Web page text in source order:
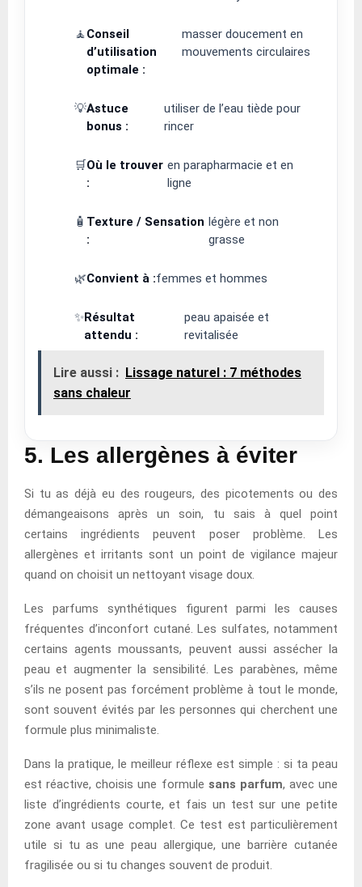
🧘Conseil
d’utilisation
optimale :
masser doucement en
mouvements circulaires
💡Astuce
bonus :
utiliser de l’eau tiède pour
rincer
🛒Où le trouver
:
en parapharmacie et en
ligne
🧴 Texture / Sensation
:
légère et non
grasse
🌿Convient à :femmes et hommes
✨Résultat
attendu :
peau apaisée et
revitalisée
Lire aussi : Lissage naturel : 7 méthodes
sans chaleur
5. Les allergènes à éviter
Si tu as déjà eu des rougeurs, des picotements ou des
démangeaisons après un soin, tu sais à quel point
certains ingrédients peuvent poser problème. Les
allergènes et irritants sont un point de vigilance majeur
quand on choisit un nettoyant visage doux.
Les parfums synthétiques figurent parmi les causes
fréquentes d’inconfort cutané. Les sulfates, notamment
certains agents moussants, peuvent aussi assécher la
peau et augmenter la sensibilité. Les parabènes, même
s’ils ne posent pas forcément problème à tout le monde,
sont souvent évités par les personnes qui cherchent une
formule plus minimaliste.
Dans la pratique, le meilleur réflexe est simple : si ta peau
est réactive, choisis une formule sans parfum, avec une
liste d’ingrédients courte, et fais un test sur une petite
zone avant usage complet. Ce test est particulièrement
utile si tu as une peau allergique, une barrière cutanée
fragilisée ou si tu changes souvent de produit.